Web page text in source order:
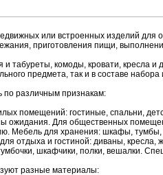
или встроенных изделий
приготовления пищи,
и табуреты, комоды, кровати,
предмета, так и в составе набора
по различным признакам:
помещений: гостиные, спальни,
ожидания. Для общественных
Мебель для хранения: шкафы,
отдыха и гостиной: диваны,
шкафчики, полки, вешалки.
разные материалы: